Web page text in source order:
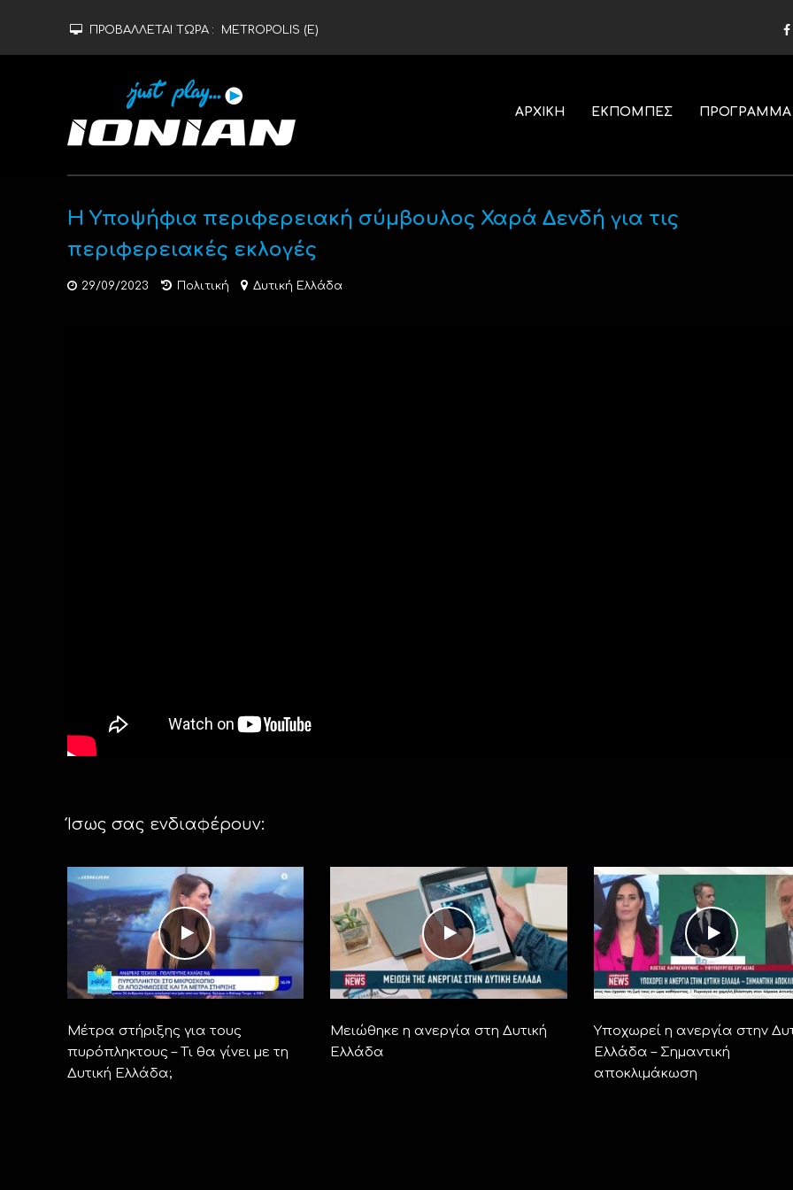
ΠΡΟΒΑΛΛΕΤΑΙ ΤΩΡΑ : METROPOLIS (Ε)
ΑΡΧΙΚΗ ΕΚΠΟΜΠΕΣ ΠΡΟΓΡΑΜΜΑ
Η Υποψήφια περιφερειακή σύμβουλος Χαρά Δενδή για τις
περιφερειακές εκλογές
29/09/2023 Πολιτική Δυτική Ελλάδα
Ίσως σας ενδιαφέρουν:
Μέτρα στήριξης για τους
πυρόπληκτους – Τι θα γίνει με τη
Δυτική Ελλάδα;
Μειώθηκε η ανεργία στη Δυτική
Ελλάδα
Υποχωρεί η ανεργία στην
Ελλάδα – Σημαντική
αποκλιμάκωση